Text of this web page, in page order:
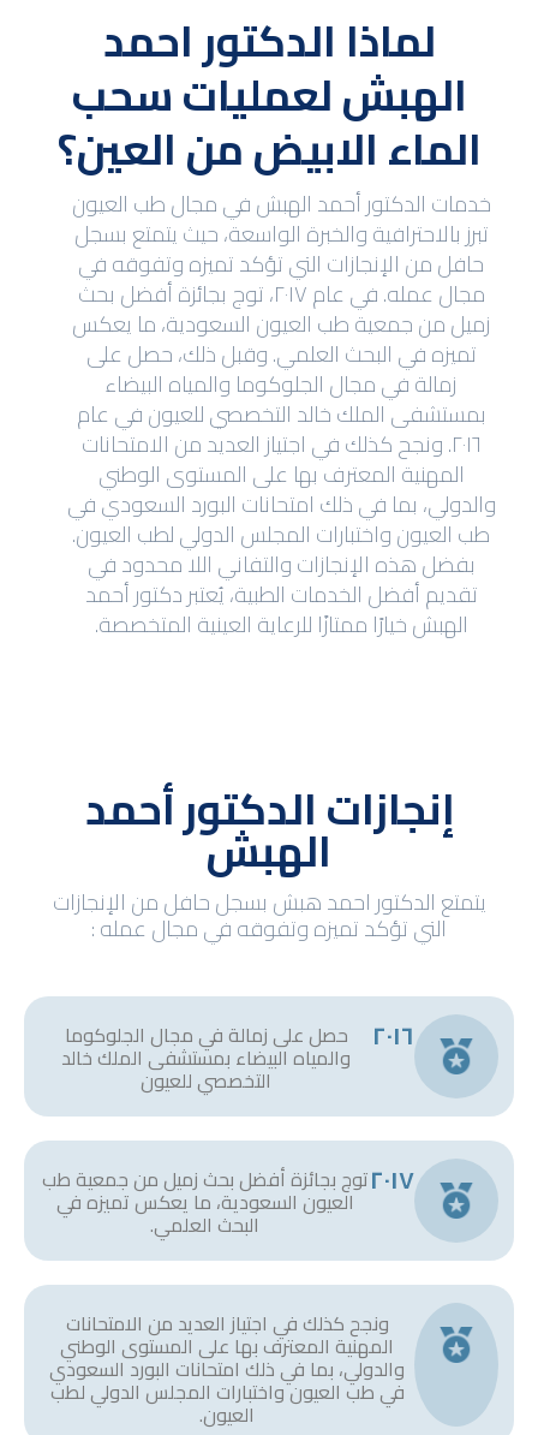
لماذا الدكتور احمد
الهبش لعمليات سحب
الماء الابيض من العين؟
خدمات الدكتور أحمد الهبش في مجال طب العيون
تبرز بالاحترافية والخبرة الواسعة، حيث يتمتع بسجل
حافل من الإنجازات التي تؤكد تميزه وتفوقه في
مجال عمله. في عام ٢٠١٧، توج بجائزة أفضل بحث
زميل من جمعية طب العيون السعودية، ما يعكس
تميزه في البحث العلمي. وقبل ذلك، حصل على
زمالة في مجال الجلوكوما والمياه البيضاء
بمستشفى الملك خالد التخصصي للعيون في عام
٢٠١٦. ونجح كذلك في اجتياز العديد من الامتحانات
المهنية المعترف بها على المستوى الوطني
والدولي، بما في ذلك امتحانات البورد السعودي في
طب العيون واختبارات المجلس الدولي لطب العيون.
بفضل هذه الإنجازات والتفاني اللا محدود في
تقديم أفضل الخدمات الطبية، يُعتبر دكتور أحمد
الهبش خيارًا ممتازًا للرعاية العينية المتخصصة.
إنجازات الدكتور أحمد
الهبش
يتمتع الدكتور احمد هبش بسجل حافل من الإنجازات
التي تؤكد تميزه وتفوقه في مجال عمله :
٢٠١٦ حصل على زمالة في مجال الجلوكوما
والمياه البيضاء بمستشفى الملك خالد
التخصصي للعيون
٢٠١٧توج بجائزة أفضل بحث زميل من جمعية طب
العيون السعودية، ما يعكس تميزه في
البحث العلمي.
ونجح كذلك في اجتياز العديد من الامتحانات
المهنية المعترف بها على المستوى الوطني
والدولي، بما في ذلك امتحانات البورد السعودي
في طب العيون واختبارات المجلس الدولي لطب
العيون.